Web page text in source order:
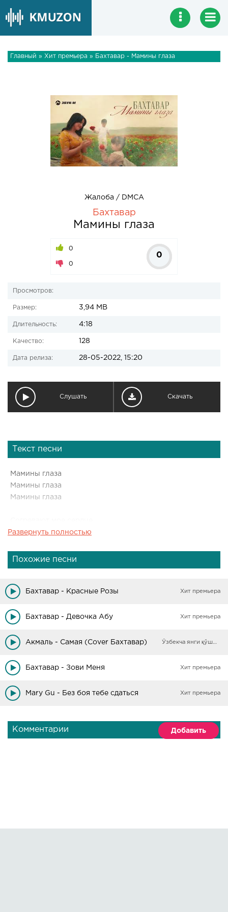
Главный » Хит премьера » Бахтавар - Мамины глаза
Жалоба / DMCA
Бахтавар
Мамины глаза
0
0
0
Просмотров:
Размер: 3,94 MB
Длительность: 4:18
Качество: 128
Дата релиза: 28-05-2022, 15:20
Слушать Скачать
Текст песни
Мамины глаза
Мамины глаза
Мамины глаза
Мамины глаза
Словно море доброты
О моей к тебе любви
Развернуть полностью
Похожие песни
Бахтавар - Красные Розы Хит премьера
Бахтавар - Девочка Абу Хит премьера
Акмаль - Самая (Cover Бахтавар) Ўзбекча янги қўшиқлар
Бахтавар - Зови Меня Хит премьера
Mary Gu - Без боя тебе сдаться Хит премьера
Комментарии Добавить